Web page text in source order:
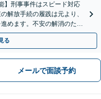
】刑事事件はスピード対応
解放手続の履践は元より、
めます。不安の解消のた
？
る
メールで面談予約